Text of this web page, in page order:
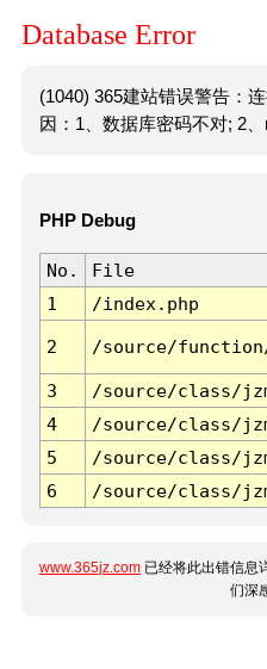
Database Error
(1040) 365建站错误警告：
因：1、数据库密码不对; 2、
PHP Debug
No. File
1
/index.php
2 /source/
3 /source/class/
4
/source/class/
5
/source/class/
6
/source/class/
www.365jz.com 已经将此出错信息
们深